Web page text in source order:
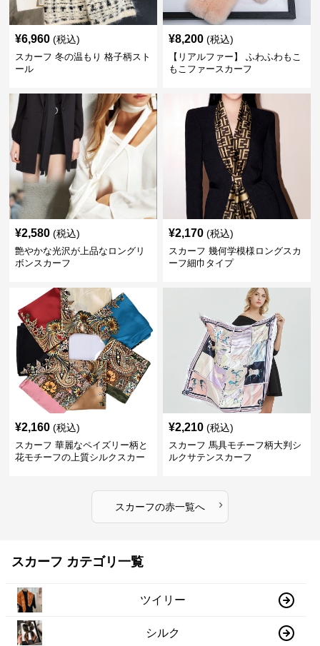
¥6,960 (税込)
スカーフ 冬の温もり 格子柄スト
ール
¥8,200 (税込)
【リアルファー】 ふわふわもこ
もこファースカーフ
¥2,580 (税込)
艶やかな光沢が上品なロングリ
ボンスカーフ
¥2,170 (税込)
スカーフ 幾何学模様ロングスカ
ーフ細巾タイプ
¥2,160 (税込)
スカーフ 華麗なペイズリー柄と
花モチーフの上質シルクスカー
¥2,210 (税込)
スカーフ 馬具モチーフ柄大判シ
ルクサテンスカーフ
スカーフの赤一覧へ ›
スカーフ カテゴリ一覧
ツイリー
シルク